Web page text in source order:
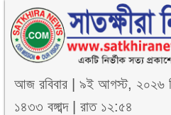
আজরবিবার |৯ই আগস্ট, ২০২৬
১৪৩৩ বঙ্গাব্দ|রাত ১২:৫৪